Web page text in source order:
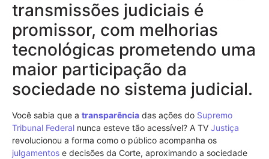
transmissões judiciais é
promissor, com melhorias
tecnológicas prometendo uma
maior participação da
sociedade no sistema judicial.
Você sabia que a transparência das ações do Supremo
Tribunal Federal nunca esteve tão acessível? A TV Justiça
revolucionou a forma como o público acompanha os
julgamentos e decisões da Corte, aproximando a sociedade